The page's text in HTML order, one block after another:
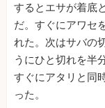
するとエサが着底
だ。すぐにアワセ
れた。次はサバの
うにひと切れを半
すぐにアタリと同
った。